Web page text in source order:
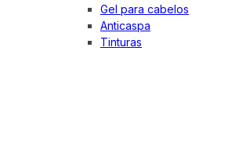
Gel para cabelos
Anticaspa
Tinturas